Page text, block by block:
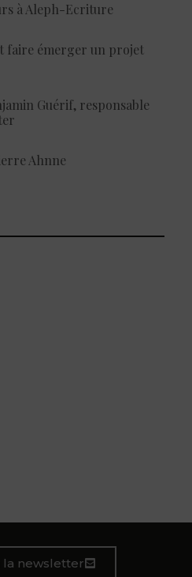
à Aleph-Ecriture
faire émerger un projet
Guérif, responsable
Ahnne
la newsletter